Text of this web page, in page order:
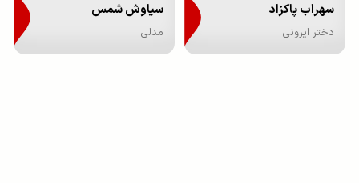
سهراب پاکزاد
دختر ایرونی
سیاوش شمس
مدلی